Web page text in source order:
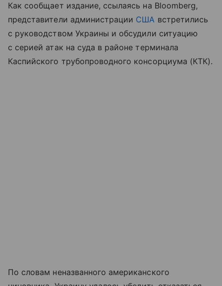
Как сообщает издание, ссылаясь на Bloomberg,
представители администрации США встретились
с руководством Украины и обсудили ситуацию
с серией атак на суда в районе терминала
Каспийского трубопроводного консорциума (КТК).
По словам неназванного американского